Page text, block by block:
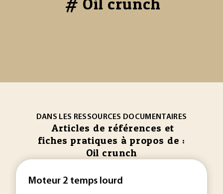
DANS LES RESSOURCES DOCUMENTAIRES
Articles de références et
fiches pratiques à propos de :
Oil crunch
Moteur 2 temps lourd